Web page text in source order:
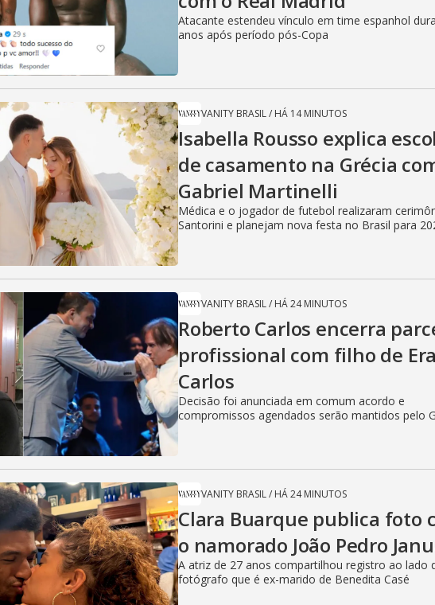
d
e
o
Atacante estendeu vínculo em time espanhol
anos após período pós-Copa
VANITY BRASIL/ HÁ 14 MINUTOS
Isabella Rousso explica
de casamento na Grécia
Gabriel Martinelli
Médica e o jogador de futebol realizaram
Santorini e planejam nova festa no Brasil para
VANITY BRASIL/ HÁ 24 MINUTOS
Roberto Carlos encerra
profissional com filho de
Carlos
Decisão foi anunciada em comum acordo e
compromissos agendados serão mantidos pelo
VANITY BRASIL/ HÁ 24 MINUTOS
Clara Buarque publica foto
o namorado João Pedro
A atriz de 27 anos compartilhou registro ao lado
fotógrafo que é ex-marido de Benedita Casé